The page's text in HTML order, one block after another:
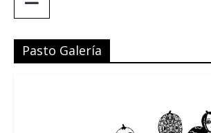
Pasto Galería